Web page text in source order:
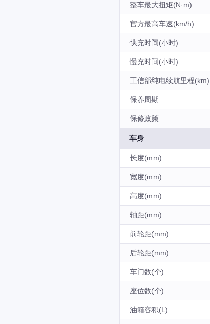
整车最大扭矩(N·m)
官方最高车速(km/h)
快充时间(小时)
慢充时间(小时)
工信部纯电续航里程(km)
保养周期
保修政策
车身
长度(mm)
宽度(mm)
高度(mm)
轴距(mm)
前轮距(mm)
后轮距(mm)
车门数(个)
座位数(个)
油箱容积(L)